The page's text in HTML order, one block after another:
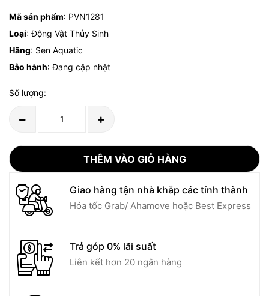
Mã sản phẩm: PVN1281
Loại: Động Vật Thủy Sinh
Hãng: Sen Aquatic
Bảo hành: Đang cập nhật
Số lượng:
THÊM VÀO GIỎ HÀNG
Giao hàng tận nhà khắp các tỉnh thành
Hỏa tốc Grab/ Ahamove hoặc Best Express
Trả góp 0% lãi suất
Liên kết hơn 20 ngân hàng